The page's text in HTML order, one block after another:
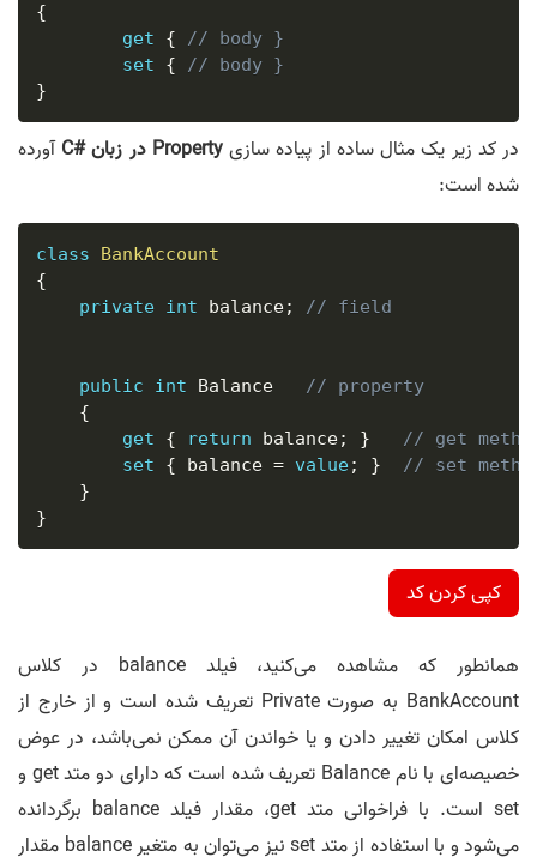
{
get
{
// body }
set
{
// body }
}
در کد زیر یک مثال ساده از پیاده سازیProperty در زبان #C
آورده
شده است:
class
BankAccount
{
private int balance; // field
public int Balance
// property
{
get
{ return balance; }
// get
set
{ balance = value; }
// set
}
}
کپی کردن کد
همانطور که مشاهده می‌کنید، فیلد balance در کلاس
BankAccount به صورت Private تعریف شده است و از خارج از
کلاس امکان تغییر دادن و یا خواندن آن ممکن نمی‌باشد، در عوض
خصیصه‌ای با نام Balance تعریف شده است که دارای دو متد get و
set است. با فراخوانی متد get، مقدار فیلد balance برگردانده
می‌شود و با استفاده از متد set نیز می‌توان به متغیر balance مقدار